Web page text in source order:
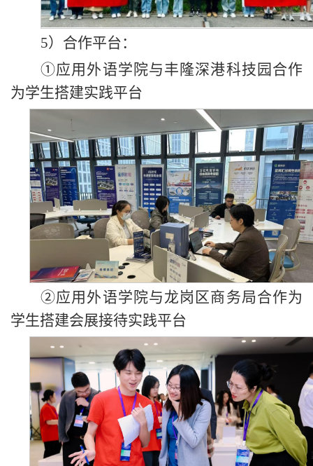
5）合作平台：
①应用外语学院与丰隆深港科技园合作
为学生搭建实践平台
②应用外语学院与龙岗区商务局合作为
学生搭建会展接待实践平台